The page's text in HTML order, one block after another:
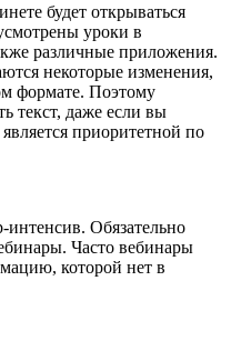
будет открываться
уроки в
различные приложения.
некоторые изменения,
формате. Поэтому
текст, даже если вы
приоритетной по
интенсив. Обязательно
Часто вебинары
которой нет в